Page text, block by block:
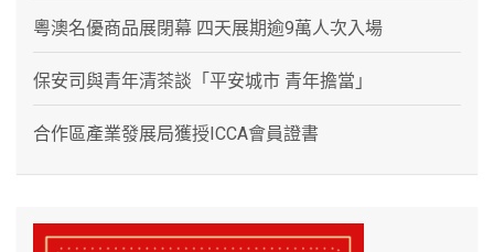
粵澳名優商品展閉幕 四天展期逾9萬人次入場
保安司與青年清茶談「平安城市 青年擔當」
合作區產業發展局獲授ICCA會員證書